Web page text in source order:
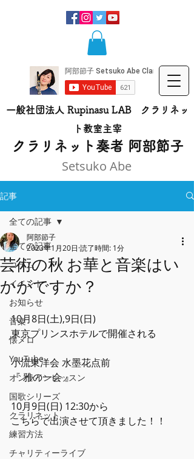
Setsuko Abe
一般社団法人 Rupinasu LAB クラリネッ
ト​教室主宰
​クラリネット奏者 阿部節子
記事
全ての記事
コラム
イベント
お知らせ
音楽
懐メロ
YouTube
オンラインレッスン
国歌シリーズ
クラリネット
練習方法
チャリティーライブ
全ての記事
芸術の秋 お華と音楽はい
かがですか？
阿部節子
2023年1月20日 読了時間: 1分
10月8日(土),9日(日)
東京プリンスホテルで開催される
小流東洋会 水墨花点前
『 雅の一会 』
10月9日(日) 12:30から
こちらで出演させて頂きました！！